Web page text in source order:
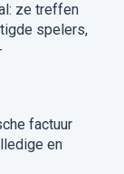
ze treffen
spelers,
factuur
en